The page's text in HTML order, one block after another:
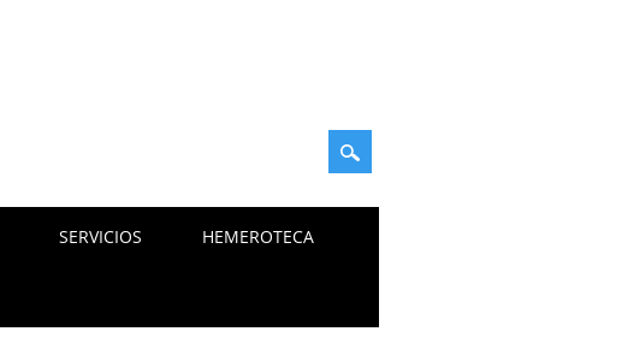
SERVICIOS HEMEROTECA